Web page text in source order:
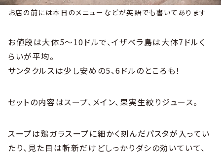
お店の前には本日のメニューなどが英語でも書いてあります
お値段は大体5〜10ドルで、イザベラ島は大体7ドルく
らいが平均。
サンタクルスは少し安めの5、6ドルのところも！
セットの内容はスープ、メイン、果実生絞りジュース。
スープは鶏ガラスープに細かく刻んだパスタが入ってい
たり、見た目は斬新だけどしっかりダシの効いていて、